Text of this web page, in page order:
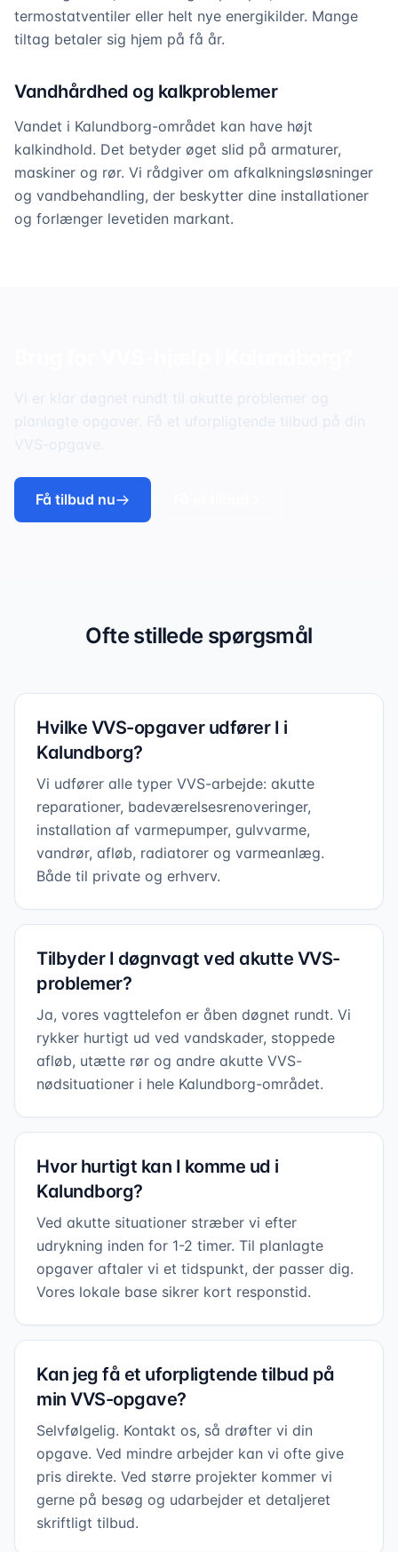
termostatventiler eller helt nye energikilder. Mange
tiltag betaler sig hjem på få år.
Vandhårdhed og kalkproblemer
Vandet i Kalundborg-området kan have højt
kalkindhold. Det betyder øget slid på armaturer,
maskiner og rør. Vi rådgiver om afkalkningsløsninger
og vandbehandling, der beskytter dine installationer
og forlænger levetiden markant.
Vi er klar døgnet rundt til akutte problemer og
planlagte opgaver. Få et uforpligtende tilbud på din
VVS-opgave.
Få tilbud nu
Ofte stillede spørgsmål
Hvilke VVS-opgaver udfører I i
Kalundborg?
Vi udfører alle typer VVS-arbejde: akutte
reparationer, badeværelsesrenoveringer,
installation af varmepumper, gulvvarme,
vandrør, afløb, radiatorer og varmeanlæg.
Både til private og erhverv.
Tilbyder I døgnvagt ved akutte VVS-
problemer?
Ja, vores vagttelefon er åben døgnet rundt. Vi
rykker hurtigt ud ved vandskader, stoppede
afløb, utætte rør og andre akutte VVS-
nødsituationer i hele Kalundborg-området.
Hvor hurtigt kan I komme ud i
Kalundborg?
Ved akutte situationer stræber vi efter
udrykning inden for 1-2 timer. Til planlagte
opgaver aftaler vi et tidspunkt, der passer dig.
Vores lokale base sikrer kort responstid.
Kan jeg få et uforpligtende tilbud på
min VVS-opgave?
Selvfølgelig. Kontakt os, så drøfter vi din
opgave. Ved mindre arbejder kan vi ofte give
pris direkte. Ved større projekter kommer vi
gerne på besøg og udarbejder et detaljeret
skriftligt tilbud.